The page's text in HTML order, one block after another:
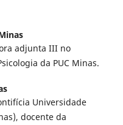
adjunta III no
da PUC Minas.
Universidade
docente da